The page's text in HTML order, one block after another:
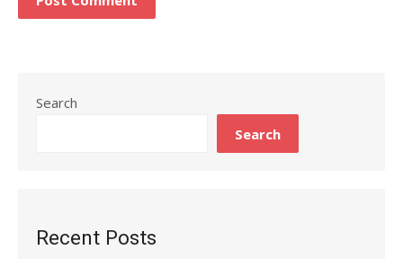
Search
Search
Recent Posts